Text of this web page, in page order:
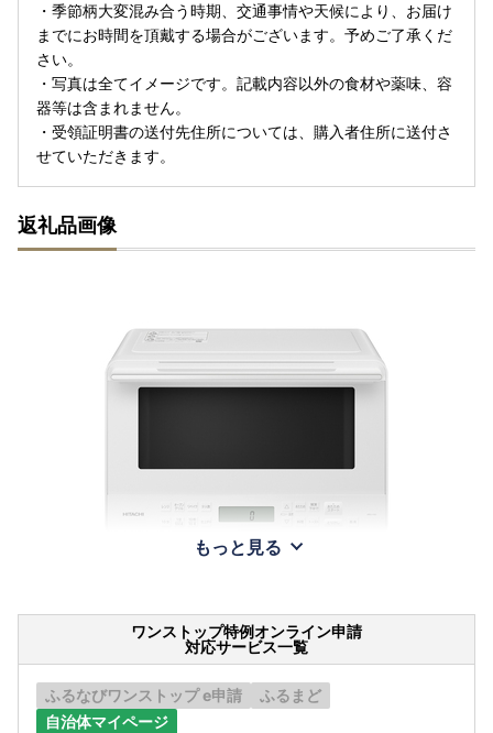
・季節柄大変混み合う時期、交通事情や天候により、お届け
までにお時間を頂戴する場合がございます。予めご了承くだ
さい。
・写真は全てイメージです。記載内容以外の食材や薬味、容
器等は含まれません。
・受領証明書の送付先住所については、購入者住所に送付さ
せていただきます。
返礼品画像
もっと見る
ワンストップ特例オンライン申請
対応サービス一覧
ふるなびワンストップ e申請
ふるまど
自治体マイページ